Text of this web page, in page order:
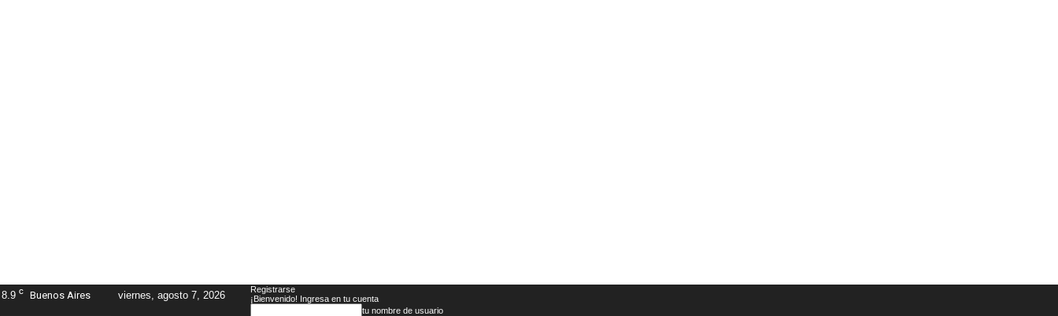
8.9 C Buenos Aires viernes, agosto 7, 2026
Registrarse
¡Bienvenido! Ingresa en tu cuenta
tu nombre de usuario